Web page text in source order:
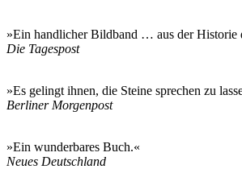
»Ein handlicher Bildband … aus der Historie
Die Tagespost
»Es gelingt ihnen, die Steine sprechen zu
Berliner Morgenpost
»Ein wunderbares Buch.«
Neues Deutschland